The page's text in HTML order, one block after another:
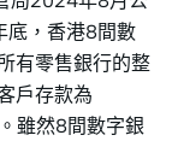
底，香港8間數
有零售銀行的整
戶存款為
雖然8間數字銀